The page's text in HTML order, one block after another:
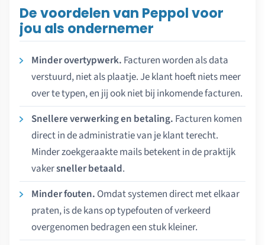
De voordelen van Peppol voor
jou als ondernemer
Minder overtypwerk. Facturen worden als data
verstuurd, niet als plaatje. Je klant hoeft niets meer
over te typen, en jij ook niet bij inkomende facturen.
Snellere verwerking en betaling. Facturen komen
direct in de administratie van je klant terecht.
Minder zoekgeraakte mails betekent in de praktijk
vakersneller betaald.
Minder fouten. Omdat systemen direct met elkaar
praten, is de kans op typefouten of verkeerd
overgenomen bedragen een stuk kleiner.